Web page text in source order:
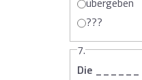
???
7.
Die ______